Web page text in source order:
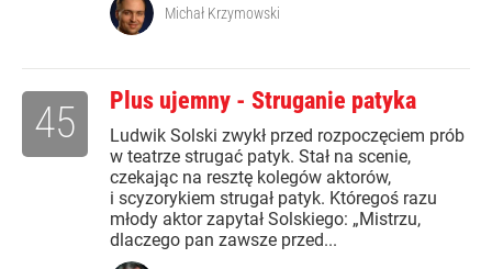
Michał Krzymowski
Plus ujemny - Struganie patyka
Ludwik Solski zwykł przed rozpoczęciem prób
w teatrze strugać patyk. Stał na scenie,
czekając na resztę kolegów aktorów,
i scyzorykiem strugał patyk. Któregoś razu
młody aktor zapytał Solskiego: „Mistrzu,
dlaczego pan zawsze przed...
45